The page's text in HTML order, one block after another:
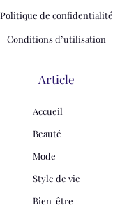
Politique de confidentialité
Conditions d’utilisation
Article
Accueil
Beauté
Mode
Style de vie
Bien-être